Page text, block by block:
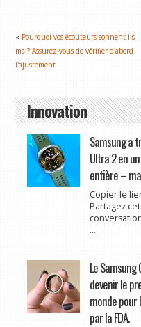
« Pourquoi vos écouteurs sonnent-ils
mal? Assurez-vous de vérifier d'abord
l'ajustement
Innovation
Samsung a
Ultra 2 en
entière –
Copier le
Partagez
...
Le
devenir le
monde pour
par la FDA.